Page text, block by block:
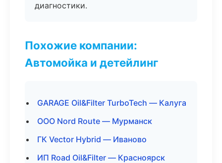
диагностики.
Похожие компании:
Автомойка и детейлинг
GARAGE Oil&Filter TurboTech — Калуга
ООО Nord Route — Мурманск
ГК Vector Hybrid — Иваново
ИП Road Oil&Filter — Красноярск